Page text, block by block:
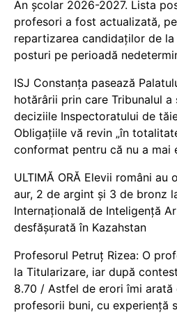
An școlar 2026-2027. Lista
profesori a fost actualizată,
repartizarea candidaților de
posturi pe perioadă
ISJ Constanța pasează
hotărârii prin care Tribunalul a
deciziile Inspectoratului de
Obligațiile vă revin „în
conformat pentru că nu a mai
ULTIMĂ ORĂ Elevii români
aur, 2 de argint și 3 de bronz
Internațională de Inteligență
desfășurată în Kazahstan
Profesorul Petruț Rizea: O
la Titularizare, iar după
8.70 / Astfel de erori îmi arată
profesorii buni, cu experiență